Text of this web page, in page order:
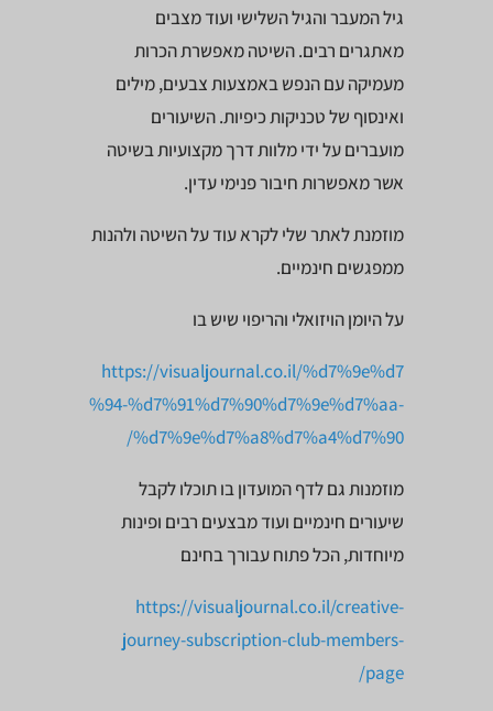
גיל המעבר והגיל השלישי ועוד מצבים
מאתגרים רבים. השיטה מאפשרת הכרות
מעמיקה עם הנפש באמצעות צבעים, מילים
ואינסוף של טכניקות כיפיות. השיעורים
מועברים על ידי מלוות דרך מקצועיות בשיטה
אשר מאפשרות חיבור פנימי עדין.
מוזמנת לאתר שלי לקרא עוד על השיטה ולהנות
ממפגשים חינמיים.
על היומן הויזואלי והריפוי שיש בו
https://visualjournal.co.il/%d7%9e%d7
%94-%d7%91%d7%90%d7%9e%d7%aa-
%d7%9e%d7%a8%d7%a4%d7%90/
מוזמנות גם לדף המועדון בו תוכלו לקבל
שיעורים חינמיים ועוד מבצעים רבים ופינות
מיוחדות, הכל פתוח עבורך בחינם
https://visualjournal.co.il/creative-
journey-subscription-club-members-
page/